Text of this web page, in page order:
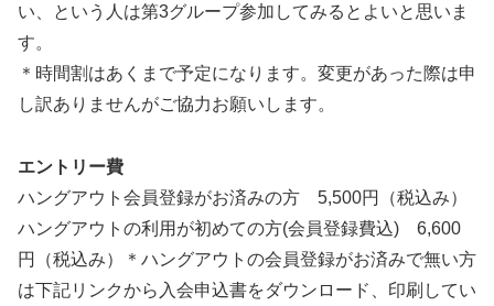
い、という人は第3グループ参加してみるとよいと思いま
す。
＊時間割はあくまで予定になります。変更があった際は申
し訳ありませんがご協力お願いします。
エントリー費
ハングアウト会員登録がお済みの方 5,500円（税込み）
ハングアウトの利用が初めての方(会員登録費込) 6,600
円（税込み）＊ハングアウトの会員登録がお済みで無い方
は下記リンクから入会申込書をダウンロード、印刷してい